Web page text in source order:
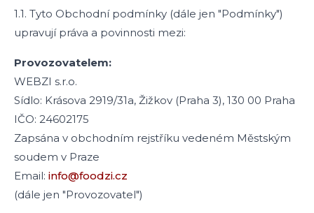
1.1. Tyto Obchodní podmínky (dále jen "Podmínky")
upravují práva a povinnosti mezi:
Provozovatelem:
WEBZI s.r.o.
Sídlo: Krásova 2919/31a, Žižkov (Praha 3), 130 00 Praha
IČO: 24602175
Zapsána v obchodním rejstříku vedeném Městským
soudem v Praze
Email: info@foodzi.cz
(dále jen "Provozovatel")